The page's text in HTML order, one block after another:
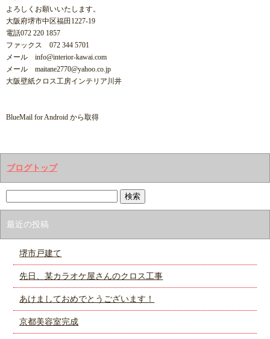
よろしくお願いいたします。
⁣大阪府堺市中区福田1227-19
電話072 220 1857
ファックス 072 344 5701
メール info@interior-kawai.com
メール maitane2770@yahoo.co.jp
大阪壁紙クロス工房インテリア川井
BlueMail for Android から取得 ​
ブログトップ
最近の投稿
堺市戸建て
先日、某カラオケ屋さんのクロス工事
あけましておめでとうございます！
京都美容室完成